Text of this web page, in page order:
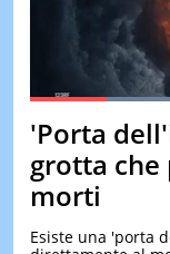
PauseUnmute
'Porta
grotta
morti
Esiste una 'porta